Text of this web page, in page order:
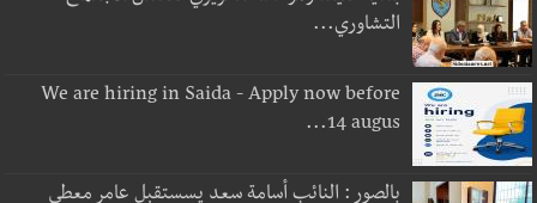
التشاوري...
We are hiring in Saida - Apply now before
14 augus...
بالصور : النائب أسامة سعد يسستقبل عامر معطي